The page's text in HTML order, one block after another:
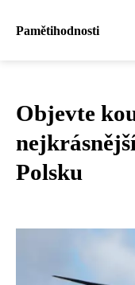
Pamětihodnosti
Objevte
Polsku